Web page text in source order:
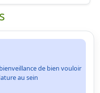
de bien vouloir
au sein